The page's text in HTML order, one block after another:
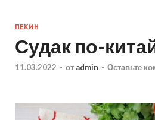
ПЕКИН
Судак по-
11.03.2022 - от admin - Оставьте